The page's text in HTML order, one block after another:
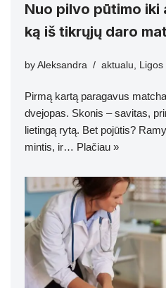
Nuo pilvo pūtimo iki
ką iš tikrųjų daro
by Aleksandra aktualu, Ligos
Pirmą kartą paragavus
dvejopas. Skonis – savitas,
lietingą rytą. Bet pojūtis?
mintis, ir… Plačiau »